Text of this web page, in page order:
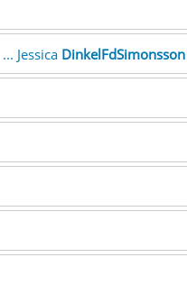
... Jessica DinkelFdSimonsson